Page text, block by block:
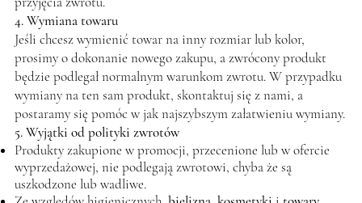
4. Wymiana towaru
Jeśli chcesz wymienić towar na inny rozmiar lub kolor,
prosimy o dokonanie nowego zakupu, a zwrócony produkt
będzie podlegał normalnym warunkom zwrotu. W przypadku
wymiany na ten sam produkt, skontaktuj się z nami, a
postaramy się pomóc w jak najszybszym załatwieniu wymiany.
5. Wyjątki od polityki zwrotów
Produkty zakupione w promocji, przecenione lub w ofercie
wyprzedażowej, nie podlegają zwrotowi, chyba że są
uszkodzone lub wadliwe.